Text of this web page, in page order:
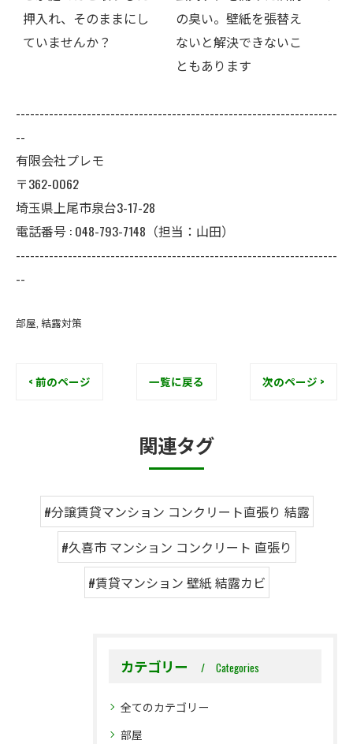
の臭い。壁紙を張替え
ないと解決できないこ
われた…本当に全部防
カビ工事が必要です
か？
--------------------------------------------------------------------
--
有限会社プレモ
〒362-0062
埼玉県上尾市泉台3-17-28
電話番号 : 048-793-7148（担当：山田）
--------------------------------------------------------------------
--
部屋 結露対策
< 前のページ 一覧に戻る 次のページ >
関連タグ
#分譲賃貸マンション コンクリート直張り 結露
#久喜市 マンション コンクリート 直張り
#賃貸マンション 壁紙 結露カビ
カテゴリー Categories
全てのカテゴリー
部屋